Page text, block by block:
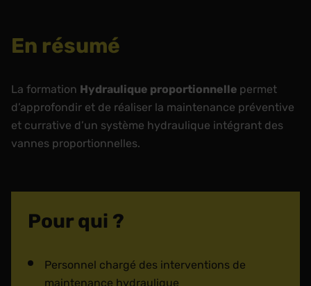
En résumé
La formation Hydraulique proportionnelle permet
d’approfondir et de réaliser la maintenance préventive
et currative d’un système hydraulique intégrant des
vannes proportionnelles.
Pour qui ?
Personnel chargé des interventions de
maintenance hydraulique